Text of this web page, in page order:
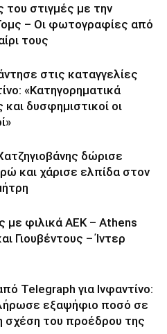
στιγμές με την
– Οι φωτογραφίες από
τους
στις καταγγελίες
«Κατηγορηματικά
και δυσφημιστικοί οι
δώρισε
και χάρισε ελπίδα στον
με φιλικά ΑΕΚ – Athens
Γιουβέντους – Ίντερ
Telegraph για Ινφαντίνο:
εξαψήφιο ποσό σε
σχέση του προέδρου της